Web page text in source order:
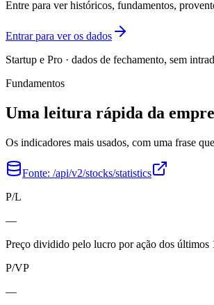
Entre para ver históricos, fundamentos,
Entrar para ver os dados
Startup e Pro · dados de fechamento, sem
Fundamentos
Uma leitura rápida da
Os indicadores mais usados, com uma frase
Fonte: /api/v2/stocks/statistics
P/L
—
Preço dividido pelo lucro por ação dos últimos
P/VP
—